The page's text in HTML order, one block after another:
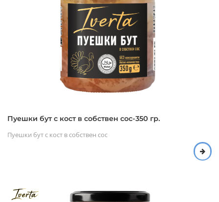
Пуешки бут с кост в собствен сос-350 гр.
Пуешки бут с кост в собствен сос